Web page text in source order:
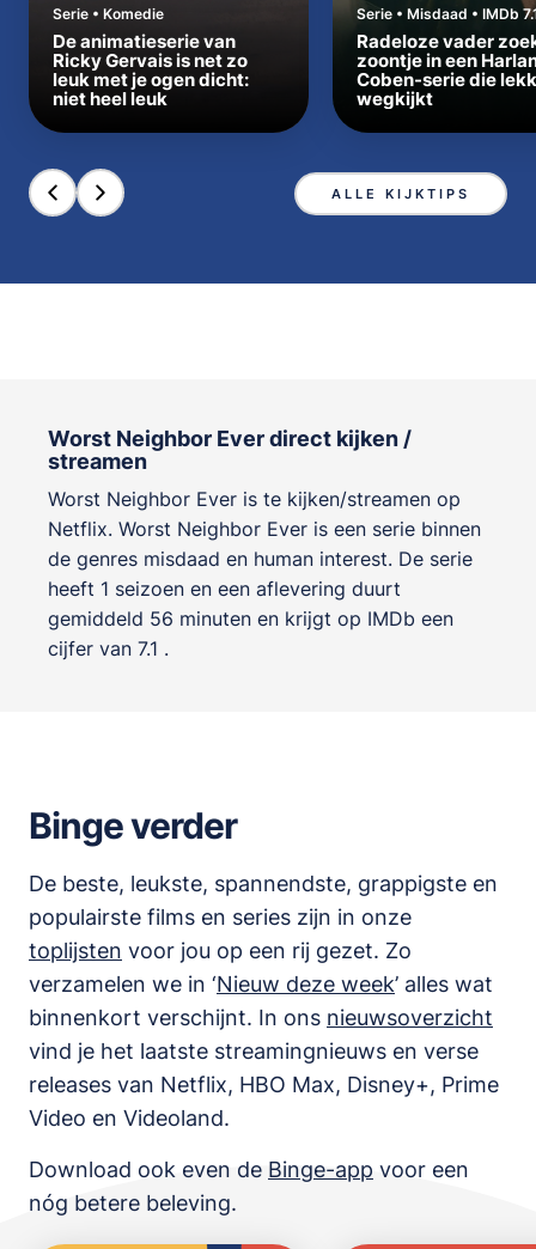
Serie • Komedie
De animatieserie van
Ricky Gervais is net zo
leuk met je ogen dicht:
niet heel leuk
Serie • Misdaad • IMDb
Radeloze vader
zoontje in een
Coben-serie die
wegkijkt
ALLE KIJKTIPS
Worst Neighbor Ever direct kijken /
streamen
Worst Neighbor Ever is te kijken/streamen op
Netflix. Worst Neighbor Ever is een serie binnen
de genres misdaad en human interest. De serie
heeft 1 seizoen en een aflevering duurt
gemiddeld 56 minuten en krijgt op IMDb een
cijfer van 7.1 .
Binge verder
De beste, leukste, spannendste, grappigste en
populairste films en series zijn in onze
toplijsten voor jou op een rij gezet. Zo
verzamelen we in ‘Nieuw deze week’ alles wat
binnenkort verschijnt. In ons nieuwsoverzicht
vind je het laatste streamingnieuws en verse
releases van Netflix, HBO Max, Disney+, Prime
Video en Videoland.
Download ook even de Binge-app voor een
nóg betere beleving.